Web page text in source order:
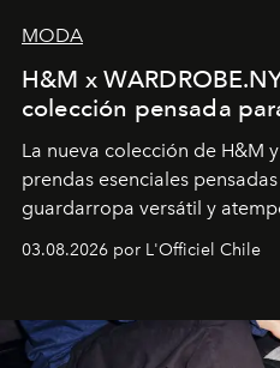
MODA
H&M x
colección pensada
La nueva colección de H&M
prendas esenciales
guardarropa versátil y
lanzamiento, los fundadores
la asesora creativa y jefa de
y la filosofía detrás de la
03.08.2026 por L'Officiel Chile